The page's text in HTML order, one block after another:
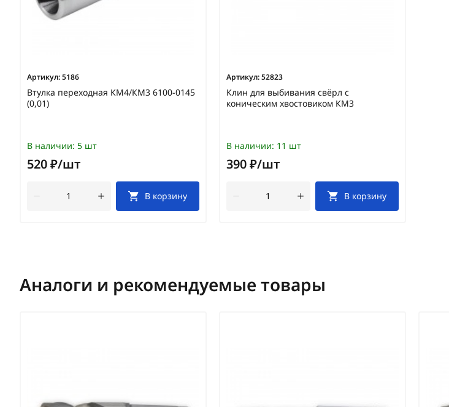
Артикул:5186
Втулка переходная КМ4/КМ3 6100-0145
(0,01)
В наличии: 5 шт
520 ₽/шт
В корзину
Артикул:52823
Клин для выбивания свёрл с
коническим хвостовиком КМ3
В наличии: 11 шт
390 ₽/шт
В корзину
Аналоги и рекомендуемые товары